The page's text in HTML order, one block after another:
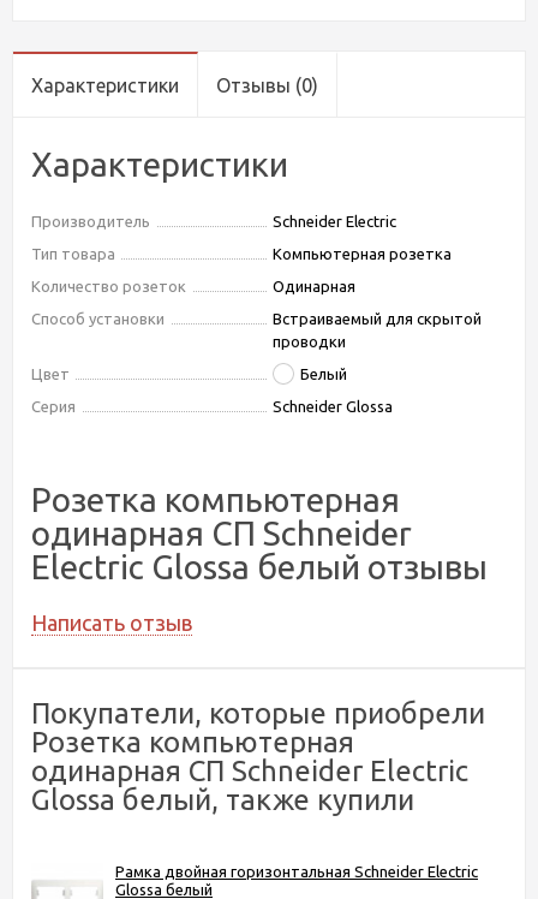
Характеристики Отзывы (0)
Характеристики
Производитель
Schneider Electric
Тип товара
Компьютерная розетка
Количество розеток
Одинарная
Способ установки
Встраиваемый для скрытой
проводки
Цвет
Белый
Серия
Schneider Glossa
Розетка компьютерная
одинарная СП Schneider
Electric Glossa белый отзывы
Написать отзыв
Покупатели, которые приобрели
Розетка компьютерная
одинарная СП Schneider Electric
Glossa белый, также купили
Рамка двойная горизонтальная Schneider Electric
Glossa белый